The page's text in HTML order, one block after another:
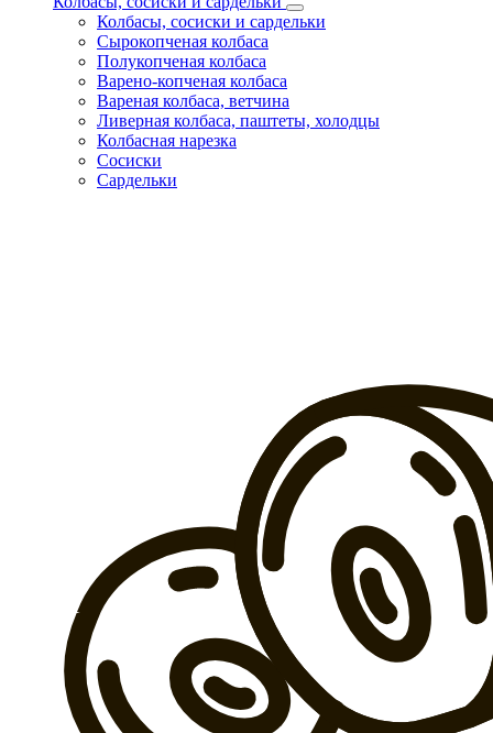
Колбасы, сосиски и сардельки
Сырокопченая колбаса
Полукопченая колбаса
Варено-копченая колбаса
Вареная колбаса, ветчина
Ливерная колбаса, паштеты, холодцы
Колбасная нарезка
Сосиски
Сардельки